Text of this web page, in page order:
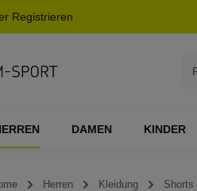
springen
Registrieren
DAMEN KINDER
Herren Kleidung Shorts